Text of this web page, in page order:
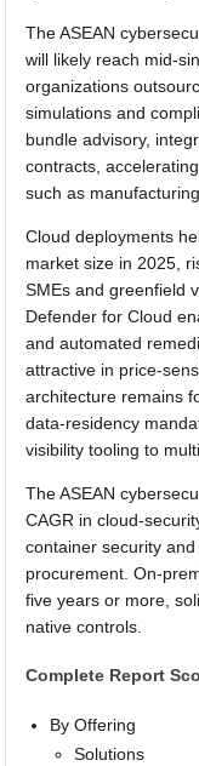
The ASEAN
will likely reach mid-
organizations
simulations and
bundle advisory,
contracts,
such as
Cloud deployments
market size in 2025,
SMEs and greenfield
Defender for Cloud
and automated
attractive in price-
architecture remains
data-residency
visibility tooling to
The ASEAN
CAGR in cloud-
container security
procurement. On-
five years or more,
native controls.
Complete Report
By Offering
Solutions